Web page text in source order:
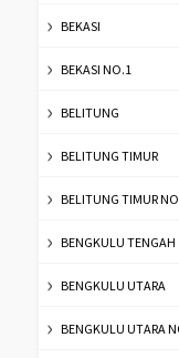
BEKASI
BEKASI NO.1
BELITUNG
BELITUNG TIMUR
BELITUNG TIMUR
BENGKULU TENGAH
BENGKULU UTARA
BENGKULU UTARA